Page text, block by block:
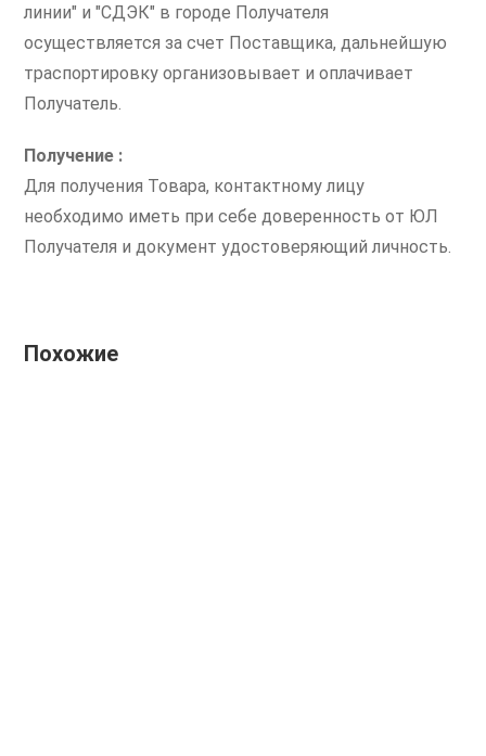
линии" и "СДЭК" в городе Получателя
осуществляется за счет Поставщика, дальнейшую
траспортировку организовывает и оплачивает
Получатель.
Получение :
Для получения Товара, контактному лицу
необходимо иметь при себе доверенность от ЮЛ
Получателя и документ удостоверяющий личность.
Похожие